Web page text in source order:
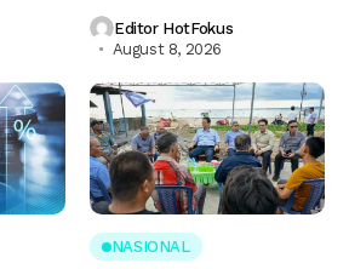
Editor HotFokus
August 8, 2026
NASIONAL